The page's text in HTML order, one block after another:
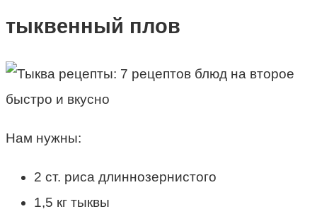
тыквенный плов
Нам нужны:
2 ст. риса длиннозернистого
1,5 кг тыквы